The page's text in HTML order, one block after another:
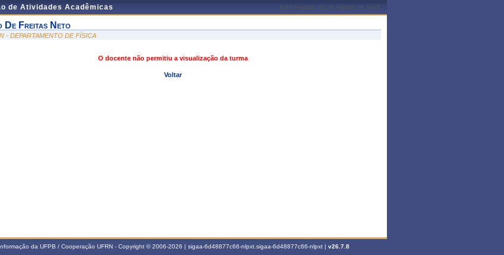
de Atividades Acadêmicas João Pessoa, 08 de Agosto de 2026
De Freitas Neto
- DEPARTAMENTO DE FÍSICA
O docente não permitiu a visualização da turma
Voltar
da UFPB / Cooperação UFRN - Copyright © 2006-2026 | sigaa-6d48877c66-nlpxt.sigaa-6d48877c66-nlpxt | v26.7.8